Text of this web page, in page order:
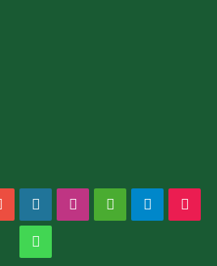
YouTubeWordPressInstagram
MediumTelegram